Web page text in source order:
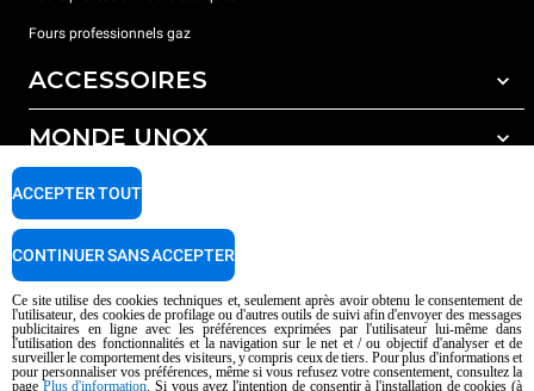
Fours professionnels gaz
ACCESSOIRES
Tous les accessoires
Détergents pour lavage automatique
Détergents pour lavage manuel
Traitement de l'eau avec filtres à résine
MONDE UNOX
Nos bureaux dans le monde
SUPPORT
Garantie Unox
Trouver les Centres SAV
Droits d'auteurt 2026 UNOX SpA Tous droits réservés. Reg.Papova n °
AI Content Disclaimer Privacy policy Cookie policy
Ce site utilise des cookies techniques et, seulement après avoir obtenu le consentement de
l'utilisateur, des cookies de profilage ou d'autres outils de suivi afin d'envoyer des messages
publicitaires en ligne avec les préférences exprimées par l'utilisateur lui-même dans
l'utilisation des fonctionnalités et la navigation sur le net et / ou objectif d'analyser et de
surveiller le comportement des visiteurs, y compris ceux de tiers. Pour plus d'informations et
pour personnaliser vos préférences, même si vous refusez votre consentement, consultez la
page Plus d'information. Si vous avez l'intention de consentir à l'installation de cookies (à
ACCEPTER TOUT
CONTINUER SANS ACCEPTER